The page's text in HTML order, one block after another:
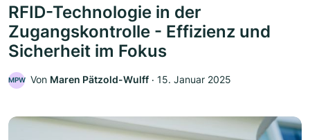
RFID-Technologie in der
Zugangskontrolle - Effizienz und
Sicherheit im Fokus
MPW Von Maren Pätzold-Wulff ‧ 15. Januar 2025